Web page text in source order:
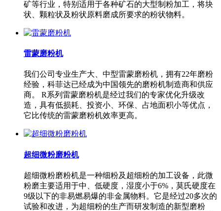
矿等行业，特别适用于各种矿石的大型制粉加工，将块
状、颗粒状及粉状原料磨成所要求的粉状物料。
雷蒙磨粉机
我们公司专业生产大、中型雷蒙磨粉机，拥有22年磨粉
经验，科菲达已经成为中国领先的磨粉机制造商和供应
商。 R系列雷蒙磨粉机是经过我们的专家优化升级改
造，具有低损耗、投资小、环保、占地面积小等优点，
它比传统的雷蒙磨粉机效率更高。
超细微粉磨粉机
超细微粉磨粉机是一种细粉及超细粉的加工设备，此微
粉磨主要适用于中、低硬度，湿度小于6%，莫氏硬度在
9级以下的非易燃易爆的非金属物料。它是经过20多次的
试验和改进，为超细粉的生产而研发制造的新型磨粉